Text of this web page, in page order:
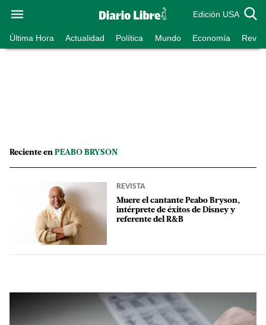
Edición USA
Última Hora Actualidad Política Mundo Economía
Reciente en PEABO BRYSON
REVISTA
Muere el cantante Peabo Bryson,
intérprete de éxitos de Disney y
referente del R&B